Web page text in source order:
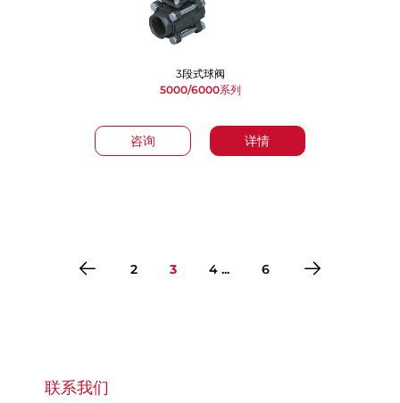
咨询 详情
3段式球阀
5000/6000系列
2 3 4 ... 6
联系我们